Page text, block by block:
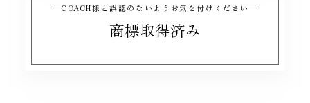
COACH様と誤認のないようお気を付けください
商標取得済み